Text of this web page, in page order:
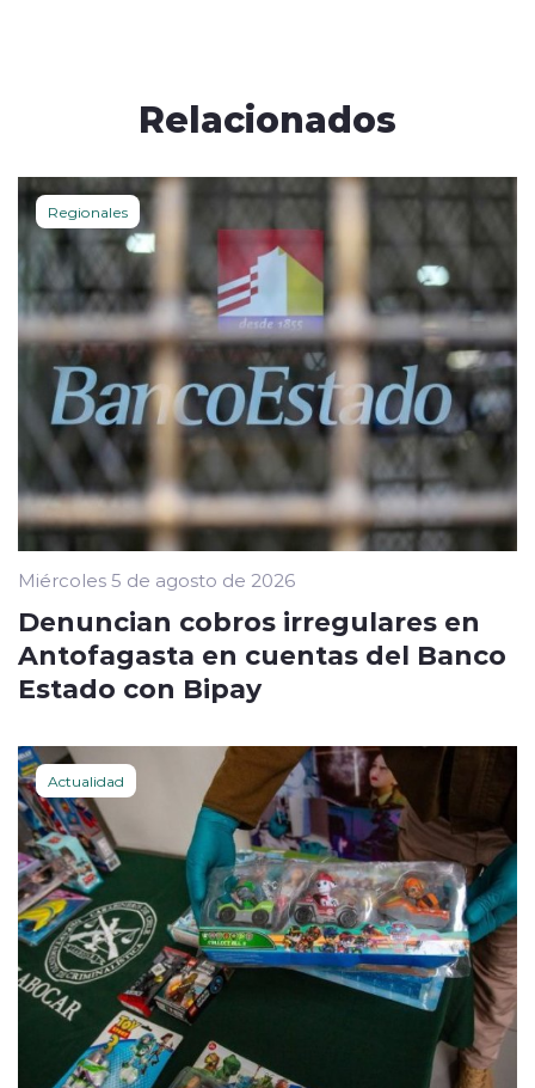
Relacionados
Regionales
Miércoles 5 de agosto de 2026
Denuncian cobros irregulares en
Antofagasta en cuentas del Banco
Estado con Bipay
Actualidad